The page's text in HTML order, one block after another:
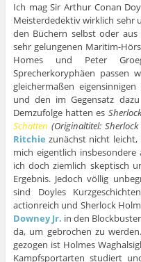
Ich mag Sir Arthur Conan
Meisterdedektiv wirklich sehr
den Büchern selbst oder aus
sehr gelungenen Maritim-
Homes und Peter
Sprecherkoryphäen passen
gleichermaßen
und den im Gegensatz
Demzufolge hatten es
Schatten (Originaltitel:
Ritchie zunächst nicht leicht,
mich eigentlich
ich doch ziemlich skeptisch
Ergebnis. Jedoch völlig
sind Doyles
actionreich und Sherlock
Downey Jr. in den
da, um gebrochen zu
gezogen ist Holmes
Kampfsportarten studiert